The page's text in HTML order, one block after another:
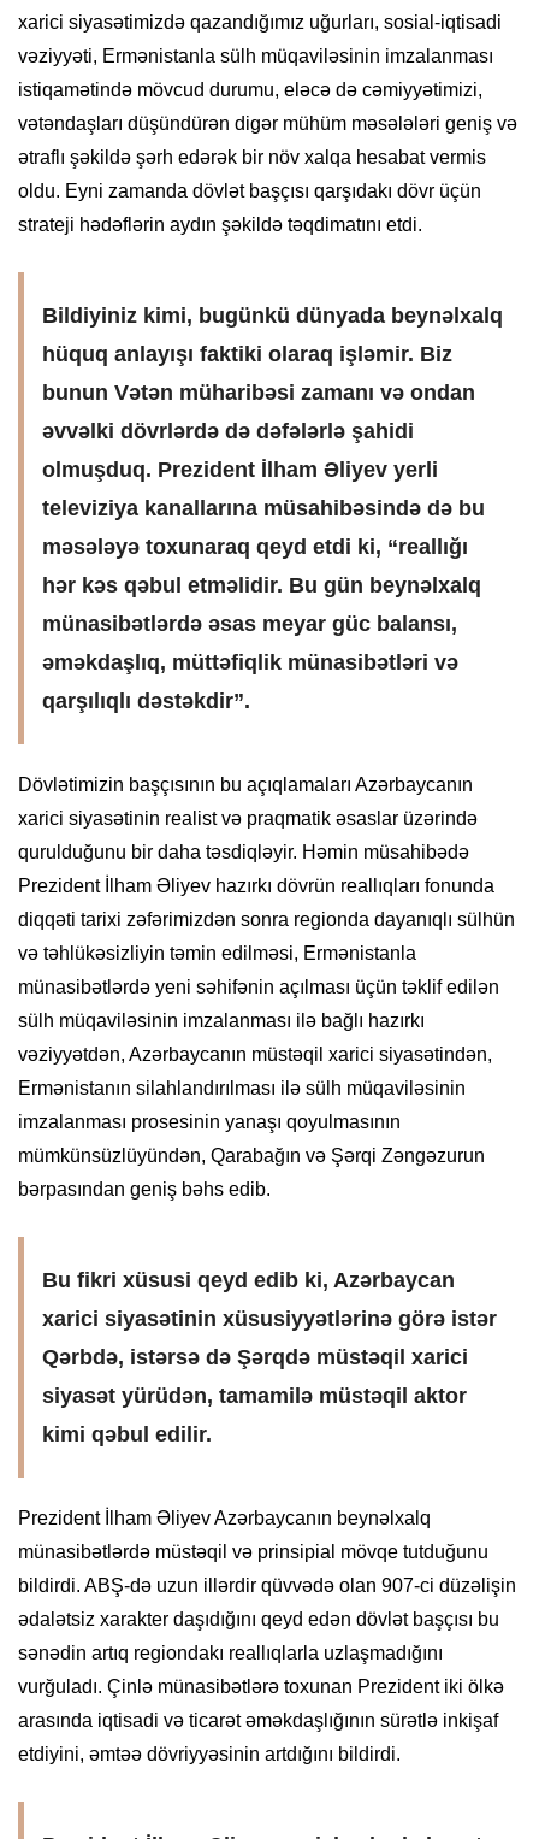
xarici siyasətimizdə qazandığımız uğurları, sosial-iqtisadi
vəziyyəti, Ermənistanla sülh müqaviləsinin imzalanması
istiqamətində mövcud durumu, eləcə də cəmiyyətimizi,
vətəndaşları düşündürən digər mühüm məsələləri geniş və
ətraflı şəkildə şərh edərək bir növ xalqa hesabat vermis
oldu. Eyni zamanda dövlət başçısı qarşıdakı dövr üçün
strateji hədəflərin aydın şəkildə təqdimatını etdi.
Bildiyiniz kimi, bugünkü dünyada beynəlxalq
hüquq anlayışı faktiki olaraq işləmir. Biz
bunun Vətən müharibəsi zamanı və ondan
əvvəlki dövrlərdə də dəfələrlə şahidi
olmuşduq. Prezident İlham Əliyev yerli
televiziya kanallarına müsahibəsində də bu
məsələyə toxunaraq qeyd etdi ki, “reallığı
hər kəs qəbul etməlidir. Bu gün beynəlxalq
münasibətlərdə əsas meyar güc balansı,
əməkdaşlıq, müttəfiqlik münasibətləri və
qarşılıqlı dəstəkdir”.
Dövlətimizin başçısının bu açıqlamaları Azərbaycanın
xarici siyasətinin realist və praqmatik əsaslar üzərində
qurulduğunu bir daha təsdiqləyir. Həmin müsahibədə
Prezident İlham Əliyev hazırkı dövrün reallıqları fonunda
diqqəti tarixi zəfərimizdən sonra regionda dayanıqlı sülhün
və təhlükəsizliyin təmin edilməsi, Ermənistanla
münasibətlərdə yeni səhifənin açılması üçün təklif edilən
sülh müqaviləsinin imzalanması ilə bağlı hazırkı
vəziyyətdən, Azərbaycanın müstəqil xarici siyasətindən,
Ermənistanın silahlandırılması ilə sülh müqaviləsinin
imzalanması prosesinin yanaşı qoyulmasının
mümkünsüzlüyündən, Qarabağın və Şərqi Zəngəzurun
bərpasından geniş bəhs edib.
Bu fikri xüsusi qeyd edib ki, Azərbaycan
xarici siyasətinin xüsusiyyətlərinə görə istər
Qərbdə, istərsə də Şərqdə müstəqil xarici
siyasət yürüdən, tamamilə müstəqil aktor
kimi qəbul edilir.
Prezident İlham Əliyev Azərbaycanın beynəlxalq
münasibətlərdə müstəqil və prinsipial mövqe tutduğunu
bildirdi. ABŞ-də uzun illərdir qüvvədə olan 907-ci düzəlişin
ədalətsiz xarakter daşıdığını qeyd edən dövlət başçısı bu
sənədin artıq regiondakı reallıqlarla uzlaşmadığını
vurğuladı. Çinlə münasibətlərə toxunan Prezident iki ölkə
arasında iqtisadi və ticarət əməkdaşlığının sürətlə inkişaf
etdiyini, əmtəə dövriyyəsinin artdığını bildirdi.